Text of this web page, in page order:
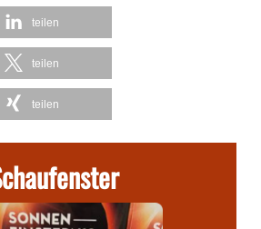
teilen
teilen
teilen